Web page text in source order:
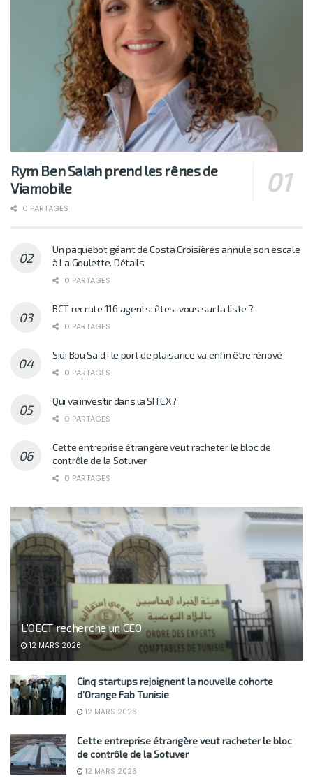
Rym Ben Salah prend les rênes de
Viamobile
0 PARTAGES
Un paquebot géant de Costa Croisières annule son escale
à La Goulette. Détails
0 PARTAGES
BCT recrute 116 agents: êtes-vous sur la liste ?
0 PARTAGES
Sidi Bou Saïd : le port de plaisance va enfin être rénové
0 PARTAGES
Qui va investir dans la SITEX?
0 PARTAGES
Cette entreprise étrangère veut racheter le bloc de
contrôle de la Sotuver
0 PARTAGES
L’OECT recherche un CEO
12 MARS 2026
Cinq startups rejoignent la nouvelle cohorte
d’Orange Fab Tunisie
12 MARS 2026
Cette entreprise étrangère veut racheter le bloc
de contrôle de la Sotuver
12 MARS 2026